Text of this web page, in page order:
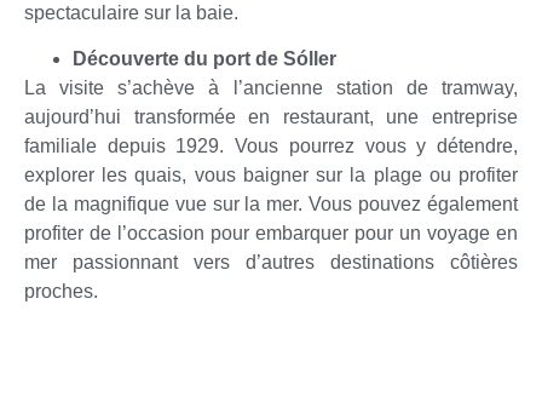
spectaculaire sur la baie.
Découverte du port de Sóller
La visite s’achève à l’ancienne station de tramway,
aujourd’hui transformée en restaurant, une entreprise
familiale depuis 1929. Vous pourrez vous y détendre,
explorer les quais, vous baigner sur la plage ou profiter
de la magnifique vue sur la mer. Vous pouvez également
profiter de l’occasion pour embarquer pour un voyage en
mer passionnant vers d’autres destinations côtières
proches.